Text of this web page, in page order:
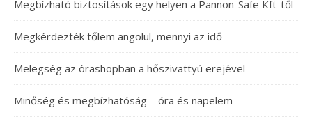
Megbízható biztosítások egy helyen a Pannon-Safe Kft-től
Megkérdezték tőlem angolul, mennyi az idő
Melegség az órashopban a hőszivattyú erejével
Minőség és megbízhatóság – óra és napelem